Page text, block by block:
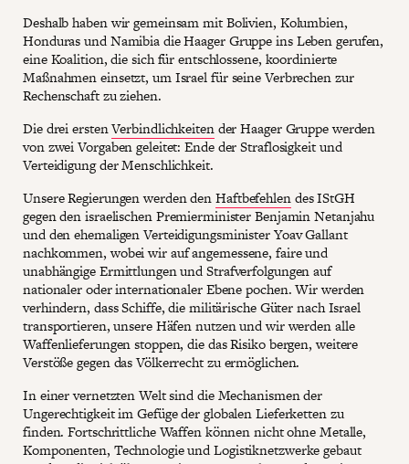
Deshalb haben wir gemeinsam mit Bolivien, Kolumbien,
Honduras und Namibia die Haager Gruppe ins Leben gerufen,
eine Koalition, die sich für entschlossene, koordinierte
Maßnahmen einsetzt, um Israel für seine Verbrechen zur
Rechenschaft zu ziehen.
Die drei erstenVerbindlichkeitender Haager Gruppe werden
von zwei Vorgaben geleitet: Ende der Straflosigkeit und
Verteidigung der Menschlichkeit.
Unsere Regierungen werden denHaftbefehlendes IStGH
gegen den israelischen Premierminister Benjamin Netanjahu
und den ehemaligen Verteidigungsminister Yoav Gallant
nachkommen, wobei wir auf angemessene, faire und
unabhängige Ermittlungen und Strafverfolgungen auf
nationaler oder internationaler Ebene pochen. Wir werden
verhindern, dass Schiffe, die militärische Güter nach Israel
transportieren, unsere Häfen nutzen und wir werden alle
Waffenlieferungen stoppen, die das Risiko bergen, weitere
Verstöße gegen das Völkerrecht zu ermöglichen.
In einer vernetzten Welt sind die Mechanismen der
Ungerechtigkeit im Gefüge der globalen Lieferketten zu
finden. Fortschrittliche Waffen können nicht ohne Metalle,
Komponenten, Technologie und Logistiknetzwerke gebaut